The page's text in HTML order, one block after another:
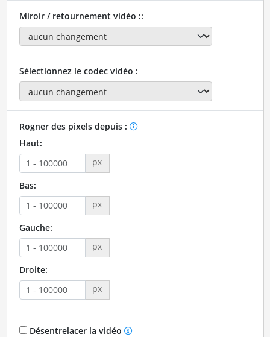
Miroir / retournement vidéo ::
Sélectionnez le codec vidéo :
Rogner des pixels depuis :
Haut:
px
Bas:
px
Gauche:
px
Droite:
px
Désentrelacer la vidéo